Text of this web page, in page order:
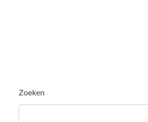
Zoeken